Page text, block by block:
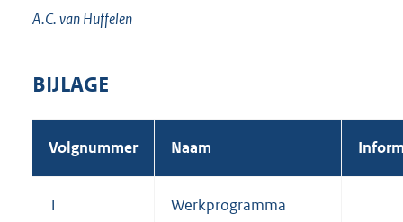
A.C. vanHuffelen
BIJLAGE
Volgnummer Naam
1
Werkprogramma